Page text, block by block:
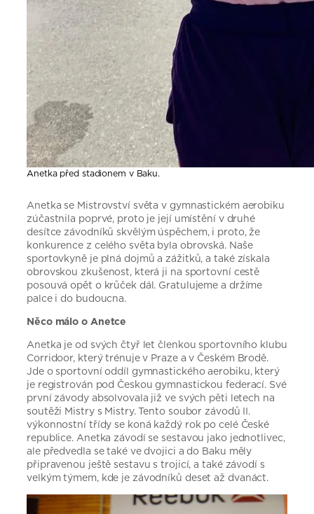
Anetka před stadionem v Baku.
Anetka se Mistrovství světa v gymnastickém aerobiku
zúčastnila poprvé, proto je její umístění v druhé
desítce závodníků skvělým úspěchem, i proto, že
konkurence z celého světa byla obrovská. Naše
sportovkyně je plná dojmů a zážitků, a také získala
obrovskou zkušenost, která ji na sportovní cestě
posouvá opět o krůček dál. Gratulujeme a držíme
palce i do budoucna.
Něco málo o Anetce
Anetka je od svých čtyř let členkou sportovního klubu
Corridoor, který trénuje v Praze a v Českém Brodě.
Jde o sportovní oddíl gymnastického aerobiku, který
je registrován pod Českou gymnastickou federací. Své
první závody absolvovala již ve svých pěti letech na
soutěži Mistry s Mistry. Tento soubor závodů II.
výkonnostní třídy se koná každý rok po celé České
republice. Anetka závodí se sestavou jako jednotlivec,
ale předvedla se také ve dvojici a do Baku měly
připravenou ještě sestavu s trojicí, a také závodí s
velkým týmem, kde je závodníků deset až dvanáct.